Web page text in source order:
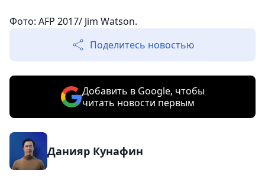
Фото: AFP 2017/ Jim Watson.
Поделитесь новостью
Добавить в Google, чтобы
читать новости первым
Данияр Кунафин